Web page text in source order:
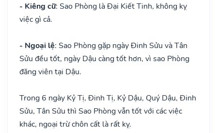
- Kiêng cữ: Sao Phòng là Đại Kiết Tinh, không kỵ
việc gì cả.
- Ngoại lệ: Sao Phòng gặp ngày Đinh Sửu và Tân
Sửu đều tốt, ngày Dậu càng tốt hơn, vì sao Phòng
đăng viên tại Dậu.
Trong 6 ngày Kỷ Tị, Đinh Tị, Kỷ Dậu, Quý Dậu, Đinh
Sửu, Tân Sửu thì Sao Phòng vẫn tốt với các việc
khác, ngoại trừ chôn cất là rất kỵ.